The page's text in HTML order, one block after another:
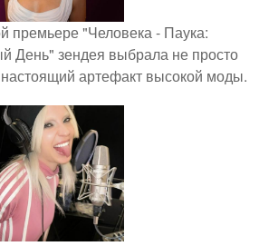
премьере "Человека - Паука:
День" зендея выбрала не просто
артефакт высокой моды.